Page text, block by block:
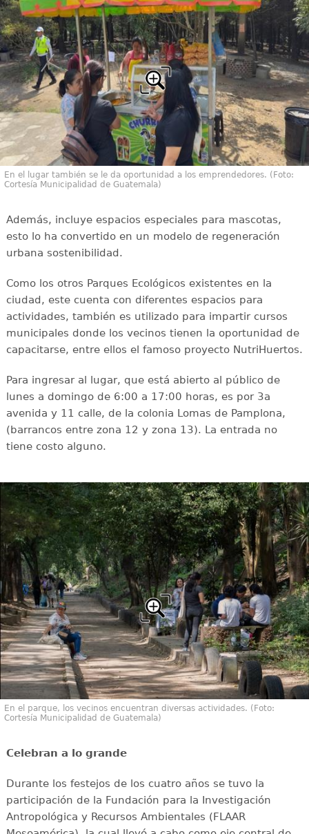
En el lugar también se le da oportunidad a los emprendedores. (Foto:
Cortesía Municipalidad de Guatemala)
Además, incluye espacios especiales para mascotas,
esto lo ha convertido en un modelo de regeneración
urbana sostenibilidad.
Como los otros Parques Ecológicos existentes en la
ciudad, este cuenta con diferentes espacios para
actividades, también es utilizado para impartir cursos
municipales donde los vecinos tienen la oportunidad de
capacitarse, entre ellos el famoso proyecto NutriHuertos.
Para ingresar al lugar, que está abierto al público de
lunes a domingo de 6:00 a 17:00 horas, es por 3a
avenida y 11 calle, de la colonia Lomas de Pamplona,
(barrancos entre zona 12 y zona 13). La entrada no
tiene costo alguno.
En el parque, los vecinos encuentran diversas actividades. (Foto:
Cortesía Municipalidad de Guatemala)
Celebran a lo grande
Durante los festejos de los cuatro años se tuvo la
participación de la Fundación para la Investigación
Antropológica y Recursos Ambientales (FLAAR